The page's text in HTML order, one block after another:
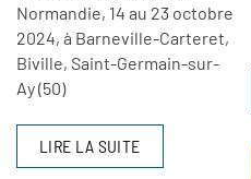
Normandie, 14 au 23 octobre
2024, à Barneville-Carteret,
Biville, Saint-Germain-sur-
Ay (50)
LIRE LA SUITE